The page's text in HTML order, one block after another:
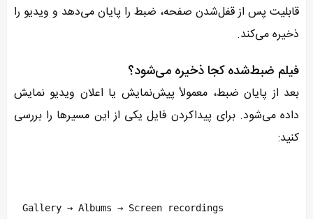
قابلیت پس از قفل‌شدن صفحه، ضبط را پایان می‌دهد و ویدیو را
ذخیره می‌کند.
فیلم ضبط‌شده کجا ذخیره می‌شود؟
بعد از پایان ضبط، معمولاً پیش‌نمایش یا اعلان ویدیو نمایش
داده می‌شود. برای پیداکردن فایل یکی از این مسیرها را بررسی
کنید:
Gallery → Albums → Screen recordings